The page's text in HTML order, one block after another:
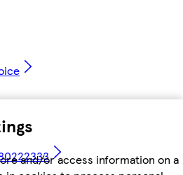
and/or access information on a